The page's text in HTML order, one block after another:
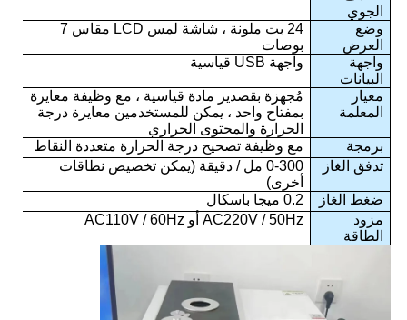
الجوي
وضع
العرض
24 بت ملونة ، شاشة لمس LCD مقاس 7
بوصات
واجهة
البيانات
واجهة USB قياسية
معيار
المعلمة
مُجهزة بقصدير مادة قياسية ، مع وظيفة معايرة
بمفتاح واحد ، يمكن للمستخدمين معايرة درجة
الحرارة والمحتوى الحراري
برمجة
مع وظيفة تصحيح درجة الحرارة متعددة النقاط
تدفق الغاز
0-300 مل / دقيقة (يمكن تخصيص نطاقات
أخرى)
ضغط الغاز
0.2 ميجا باسكال
مزود
الطاقة
AC220V / 50Hz أو AC110V / 60Hz